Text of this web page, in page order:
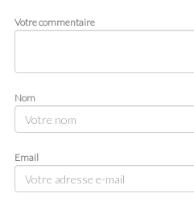
Votre commentaire
Nom
Email